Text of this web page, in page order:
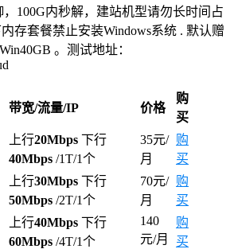
100G内秒解，建站机型请勿长时间占
存套餐禁止安装Windows系统 . 默认赠
。测试地址：
带宽/流量/IP 价格
购
买
上行20Mbps 下行
40Mbps /1T/1个
35元/
月
购
买
上行30Mbps 下行
50Mbps /2T/1个
70元/
月
购
买
上行40Mbps 下行
60Mbps /4T/1个
140
元/月
购
买